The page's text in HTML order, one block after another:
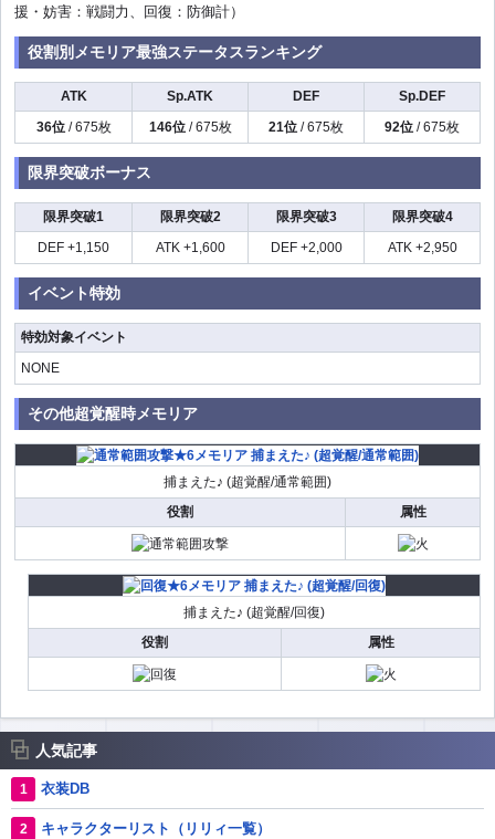
援・妨害：戦闘力、回復：防御計）
役割別メモリア最強ステータスランキング
ATK Sp.ATK DEF
Sp.DEF
36位/ 675枚 146位/ 675枚 21位 / 675枚 92位 / 675枚
限界突破ボーナス
限界突破1 限界突破2 限界突破3
限界突破4
DEF +1,150
ATK +1,600 DEF +2,000 ATK +2,950
イベント特効
特効対象イベント
NONE
その他超覚醒時メモリア
捕まえた♪ (超覚醒/通常範囲)
役割
属性
捕まえた♪ (超覚醒/回復)
役割
属性
人気記事
衣装DB
キャラクターリスト（リリィ一覧）